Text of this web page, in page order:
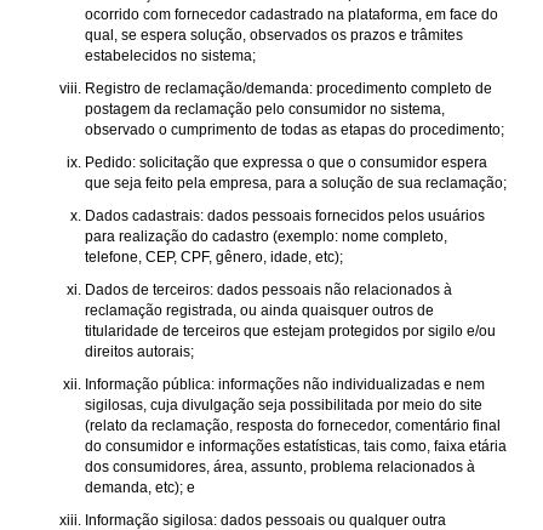
ocorrido com fornecedor cadastrado na plataforma, em face do
qual, se espera solução, observados os prazos e trâmites
estabelecidos no sistema;
Registro de reclamação/demanda: procedimento completo de
postagem da reclamação pelo consumidor no sistema,
observado o cumprimento de todas as etapas do procedimento;
Pedido: solicitação que expressa o que o consumidor espera
que seja feito pela empresa, para a solução de sua reclamação;
Dados cadastrais: dados pessoais fornecidos pelos usuários
para realização do cadastro (exemplo: nome completo,
telefone, CEP, CPF, gênero, idade, etc);
Dados de terceiros: dados pessoais não relacionados à
reclamação registrada, ou ainda quaisquer outros de
titularidade de terceiros que estejam protegidos por sigilo e/ou
direitos autorais;
Informação pública: informações não individualizadas e nem
sigilosas, cuja divulgação seja possibilitada por meio do site
(relato da reclamação, resposta do fornecedor, comentário final
do consumidor e informações estatísticas, tais como, faixa etária
dos consumidores, área, assunto, problema relacionados à
demanda, etc); e
Informação sigilosa: dados pessoais ou qualquer outra